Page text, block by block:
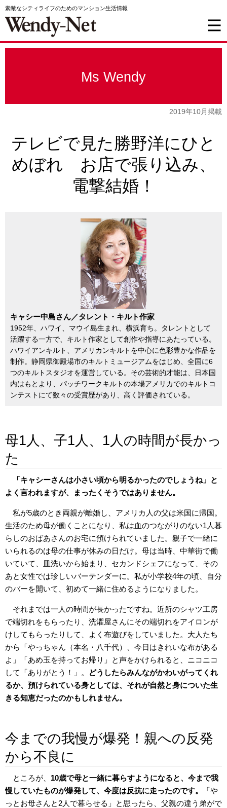
素敵なシティライフのためのマンション生活情報
Ms Wendy
2019年10月掲載
テレビで見た勝野洋にひと
めぼれ お店で張り込み、
電撃結婚！
キャシー中島さん／タレント・キルト作家
1952年、ハワイ、マウイ島生まれ、横浜育ち。タレントとして
活躍する一方で、キルト作家として創作や指導にあたっている。
ハワイアンキルト、アメリカンキルトを中心に色彩豊かな作品を
制作。静岡県御殿場市のキルトミュージアムをはじめ、全国に6
つのキルトスタジオを運営している。その芸術的才能は、日本国
内はもとより、パッチワークキルトの本場アメリカでのキルトコ
ンテストにて数々の受賞歴があり、高く評価されている。
母1人、子1人、1人の時間が長かっ
た
「キャシーさんは小さい頃から明るかったのでしょうね」と
よく言われますが、まったくそうではありません。
私が5歳のとき両親が離婚し、アメリカ人の父は米国に帰国。
生活のため母が働くことになり、私は血のつながりのない1人暮
らしのおばあさんのお宅に預けられていました。親子で一緒に
いられるのは母の仕事が休みの日だけ。母は当時、中華街で働
いていて、皿洗いから始まり、セカンドシェフになって、その
あと女性では珍しいバーテンダーに。私が小学校4年の頃、自分
のバーを開いて、初めて一緒に住めるようになりました。
それまでは一人の時間が長かったですね。近所のシャツ工房
で端切れをもらったり、洗濯屋さんにその端切れをアイロンが
けしてもらったりして、よく布遊びをしていました。大人たち
から「やっちゃん（本名・八千代）、今日はきれいな布がある
よ」「あめ玉を持ってお帰り」と声をかけられると、ニコニコ
して「ありがとう！」。
どうしたらみんながかわいがってくれ
るか、預けられている身としては、それが自然と身についた生
きる知恵だったのかもしれません。
今までの我慢が爆発！親への反発
から不良に
ところが、 10歳で母と一緒に暮らすようになると、今まで我
慢していたものが爆発して、今度は反抗に走ったのです。
「や
っとお母さんと2人で暮らせる」と思ったら、父親の違う弟がで